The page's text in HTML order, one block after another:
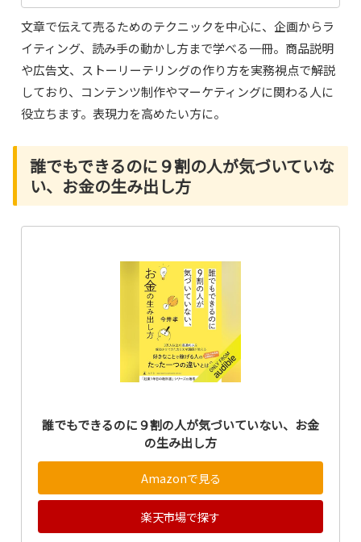
文章で伝えて売るためのテクニックを中心に、企画からラ
イティング、読み手の動かし方まで学べる一冊。商品説明
や広告文、ストーリーテリングの作り方を実務視点で解説
しており、コンテンツ制作やマーケティングに関わる人に
役立ちます。表現力を高めたい方に。
誰でもできるのに９割の人が気づいていな
い、お金の生み出し方
誰でもできるのに９割の人が気づいていない、お金
の生み出し方
Amazonで見る
楽天市場で探す